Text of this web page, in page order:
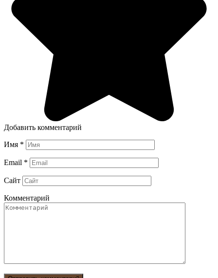
Добавить комментарий
Имя *
Email *
Сайт
Комментарий